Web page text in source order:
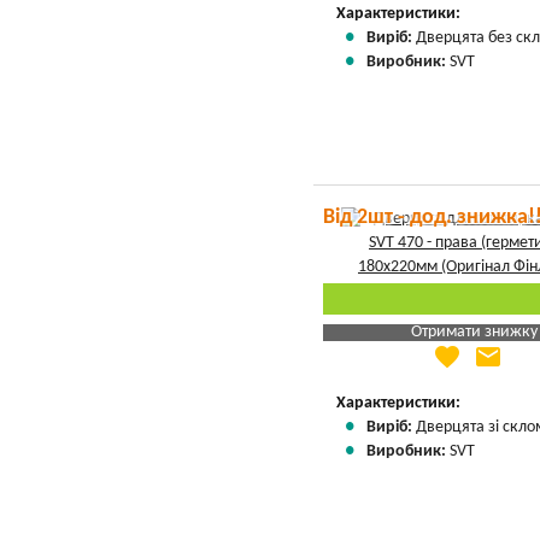
Характеристики:
Виріб: Дверцята без
Виробник: SVT
Від 2шт - дод.
Отримати знижку
Яка Ваша ціна
favorite email
Характеристики:
Виріб: Дверцята зі
Виробник: SVT